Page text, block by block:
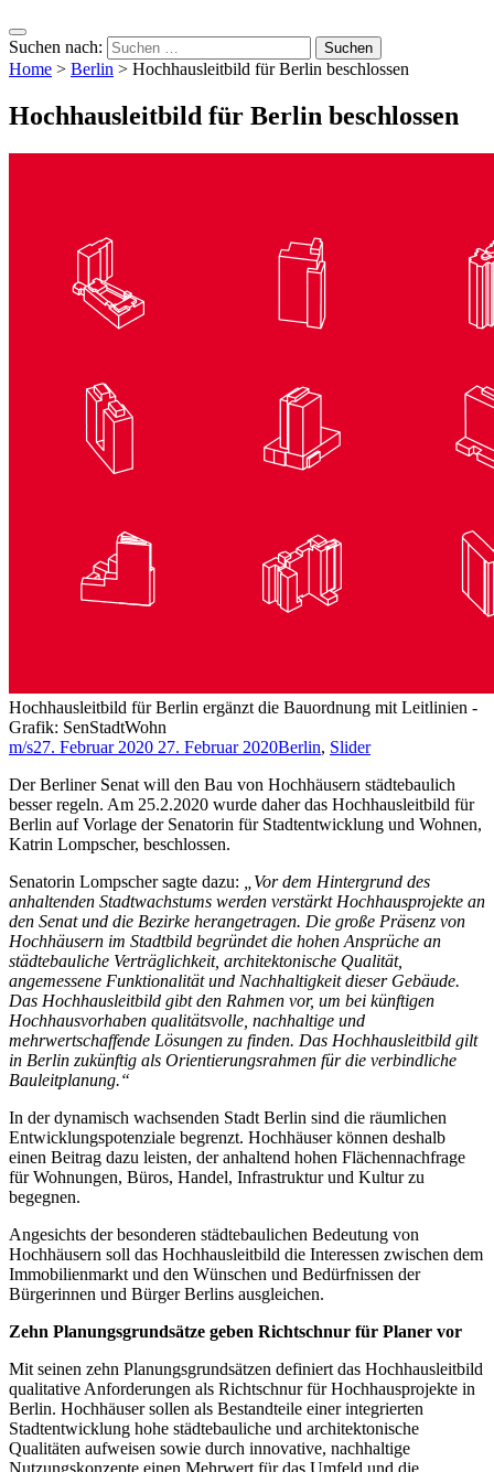
Suchen nach:
Home > Berlin > Hochhausleitbild für Berlin beschlossen
Hochhausleitbild für Berlin beschlossen
Hochhausleitbild für Berlin ergänzt die Bauordnung mit Leitlinien -
Grafik: SenStadtWohn
m/s27. Februar 2020 27. Februar 2020Berlin, Slider
Der Berliner Senat will den Bau von Hochhäusern städtebaulich
besser regeln. Am 25.2.2020 wurde daher das Hochhausleitbild für
Berlin auf Vorlage der Senatorin für Stadtentwicklung und Wohnen,
Katrin Lompscher, beschlossen.
Senatorin Lompscher sagte dazu:
„Vor dem Hintergrund des
anhaltenden Stadtwachstums werden verstärkt Hochhausprojekte an
den Senat und die Bezirke herangetragen. Die große Präsenz von
Hochhäusern im Stadtbild begründet die hohen Ansprüche an
städtebauliche Verträglichkeit, architektonische Qualität,
angemessene Funktionalität und Nachhaltigkeit dieser Gebäude.
Das Hochhausleitbild gibt den Rahmen vor, um bei künftigen
Hochhausvorhaben qualitätsvolle, nachhaltige und
mehrwertschaffende Lösungen zu finden. Das Hochhausleitbild gilt
in Berlin zukünftig als Orientierungsrahmen für die verbindliche
Bauleitplanung.“
In der dynamisch wachsenden Stadt Berlin sind die räumlichen
Entwicklungspotenziale begrenzt. Hochhäuser können deshalb
einen Beitrag dazu leisten, der anhaltend hohen Flächennachfrage
für Wohnungen, Büros, Handel, Infrastruktur und Kultur zu
begegnen.
Angesichts der besonderen städtebaulichen Bedeutung von
Hochhäusern soll das Hochhausleitbild die Interessen zwischen dem
Immobilienmarkt und den Wünschen und Bedürfnissen der
Bürgerinnen und Bürger Berlins ausgleichen.
Zehn Planungsgrundsätze geben Richtschnur für Planer vor
Mit seinen zehn Planungsgrundsätzen definiert das Hochhausleitbild
qualitative Anforderungen als Richtschnur für Hochhausprojekte in
Berlin. Hochhäuser sollen als Bestandteile einer integrierten
Stadtentwicklung hohe städtebauliche und architektonische
Qualitäten aufweisen sowie durch innovative, nachhaltige